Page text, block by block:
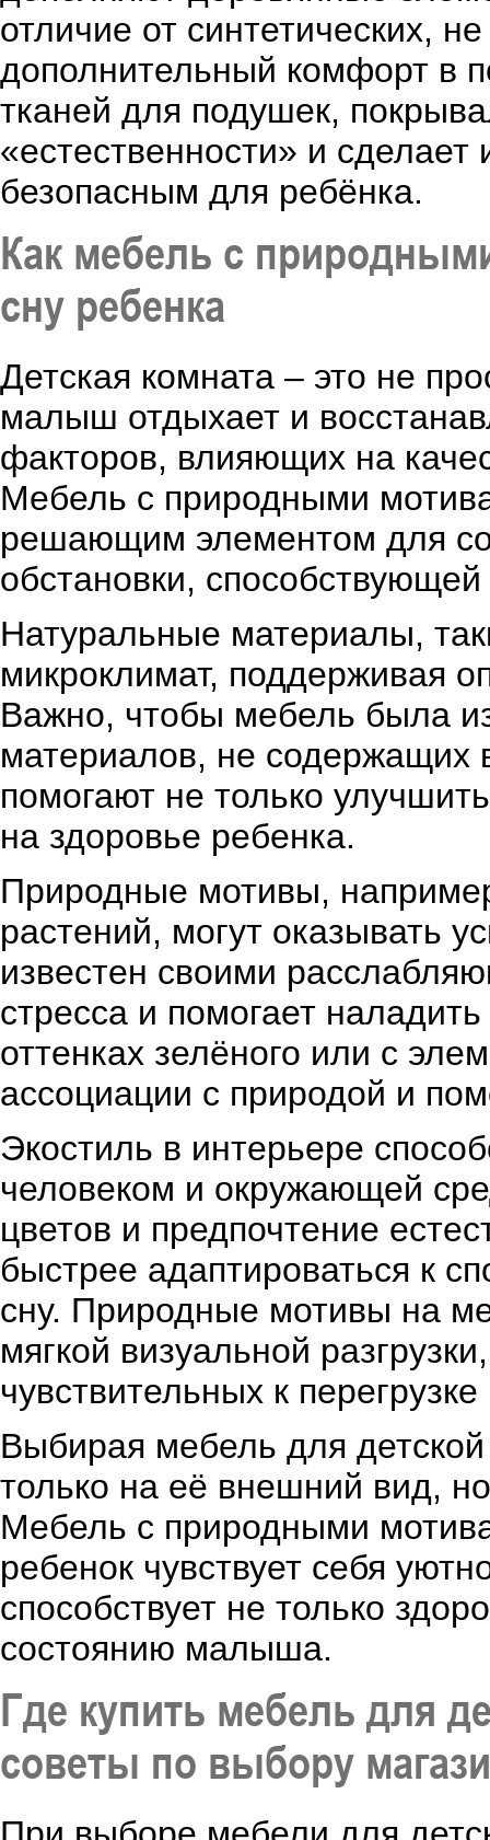
отличие от синтетических,
дополнительный комфорт в
тканей для подушек,
«естественности» и
безопасным для ребёнка.
Как мебель с
сну ребенка
Детская комната – это не
малыш отдыхает и
факторов, влияющих на
Мебель с природными
решающим элементом для
обстановки,
Натуральные материалы,
микроклимат, поддерживая
Важно, чтобы мебель была
материалов, не содержащих
помогают не только
на здоровье ребенка.
Природные мотивы,
растений, могут оказывать
известен своими
стресса и помогает
оттенках зелёного или с
ассоциации с природой и
Экостиль в интерьере
человеком и окружающей
цветов и предпочтение
быстрее адаптироваться к
сну. Природные мотивы на
мягкой визуальной
чувствительных к
Выбирая мебель для
только на её внешний вид,
Мебель с природными
ребенок чувствует себя
способствует не только
состоянию малыша.
Где купить мебель для
советы по выбору